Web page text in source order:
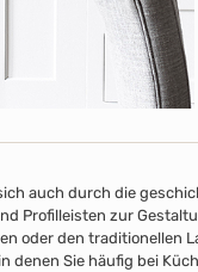
auch durch die
Profilleisten zur
oder den traditionellen
denen Sie häufig bei